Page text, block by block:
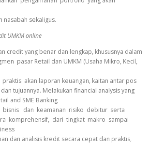
nasabah sekaligus.
UMKM online
credit yang benar dan lengkap, khususnya dalam
pasar Retail dan UMKM (Usaha Mikro, Kecil,
akan laporan keuangan, kaitan antar pos
tujuannya. Melakukan financial analysis yang
and SME Banking
dan keamanan risiko debitur serta
komprehensif, dari tingkat makro sampai
dan analisis kredit secara cepat dan praktis,